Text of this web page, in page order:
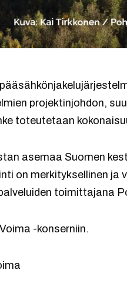
projektinjohdon,
toteutetaan
asemaa Suomen
on merkityksellinen
toimittajana
-konserniin.